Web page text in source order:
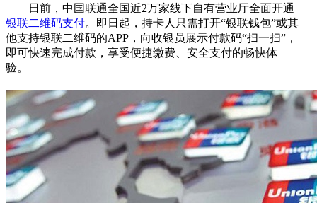
日前，中国联通全国近2万家线下自有营业厅全面开通
银联二维码支付。即日起，持卡人只需打开“银联钱包”或其
他支持银联二维码的APP，向收银员展示付款码“扫一扫”，
即可快速完成付款，享受便捷缴费、安全支付的畅快体
验。